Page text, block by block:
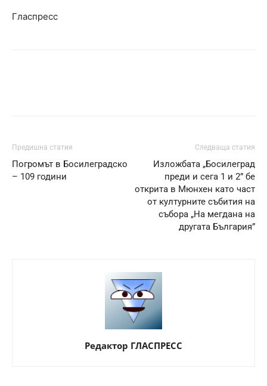
Гласпресс
Предишна статия
Погромът в Босилеградско
– 109 години
Следваща статия
Изложбата „Босилеград
преди и сега 1 и 2” бе
открита в Мюнхен като част
от културните събития на
събора „На мегдана на
другата България”
Редактор ГЛАСПРЕСС